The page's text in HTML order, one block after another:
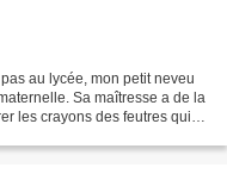
au lycée, mon petit neveu
Sa maîtresse a de la
les crayons des feutres qui